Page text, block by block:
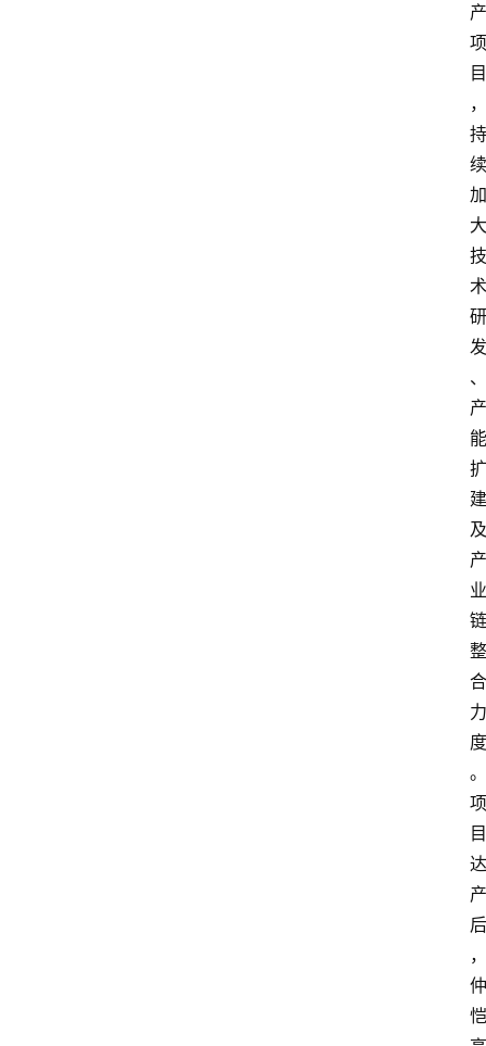
产
项
目
，
持
续
加
大
技
术
研
发
、
产
能
扩
建
及
产
业
链
整
合
力
度
。
项
目
达
产
后
，
仲
恺